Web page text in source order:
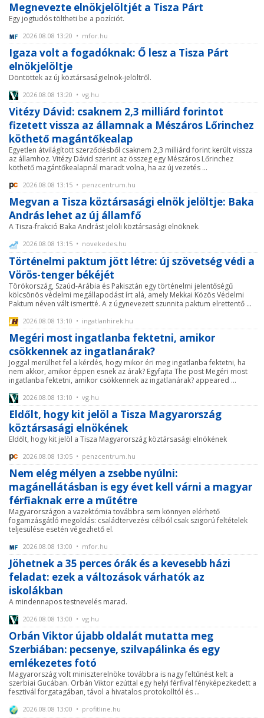
Megnevezte elnökjelöltjét a Tisza Párt
Egy jogtudós töltheti be a pozíciót.
2026.08.08 13:20 • mfor.hu
Igaza volt a fogadóknak: Ő lesz a Tisza Párt
elnökjelöltje
Döntöttek az új köztársaságielnök-jelöltről.
2026.08.08 13:20 • vg.hu
Vitézy Dávid: csaknem 2,3 milliárd forintot
fizetett vissza az államnak a Mészáros Lőrinchez
köthető magántőkealap
Egyetlen átvilágított szerződésből csaknem 2,3 milliárd forint került vissza
az államhoz. Vitézy Dávid szerint az összeg egy Mészáros Lőrinchez
köthető magántőkealapnál maradt volna, ha az új vezetés ...
2026.08.08 13:15 • penzcentrum.hu
Megvan a Tisza köztársasági elnök jelöltje: Baka
András lehet az új államfő
A Tisza-frakció Baka Andrást jelöli köztársasági elnöknek.
2026.08.08 13:15 • novekedes.hu
Történelmi paktum jött létre: új szövetség védi a
Vörös-tenger békéjét
Törökország, Szaúd-Arábia és Pakisztán egy történelmi jelentőségű
kölcsönös védelmi megállapodást írt alá, amely Mekkai Közös Védelmi
Paktum néven vált ismertté. A z úgynevezett szunnita paktum elrettentő ...
2026.08.08 13:10 • ingatlanhirek.hu
Megéri most ingatlanba fektetni, amikor
csökkennek az ingatlanárak?
Joggal merülhet fel a kérdés, hogy mikor éri meg ingatlanba fektetni, ha
nem akkor, amikor éppen esnek az árak? Egyfajta The post Megéri most
ingatlanba fektetni, amikor csökkennek az ingatlanárak? appeared ...
2026.08.08 13:10 • vg.hu
Eldőlt, hogy kit jelöl a Tisza Magyarország
köztársasági elnökének
Eldőlt, hogy kit jelöl a Tisza Magyarország köztársasági elnökének
2026.08.08 13:05 • penzcentrum.hu
Nem elég mélyen a zsebbe nyúlni:
magánellátásban is egy évet kell várni a magyar
férfiaknak erre a műtétre
Magyarországon a vazektómia továbbra sem könnyen elérhető
fogamzásgátló megoldás: családtervezési célból csak szigorú feltételek
teljesülése esetén végezhető el.
2026.08.08 13:00 • mfor.hu
Jöhetnek a 35 perces órák és a kevesebb házi
feladat: ezek a változások várhatók az
iskolákban
A mindennapos testnevelés marad.
2026.08.08 13:00 • vg.hu
Orbán Viktor újabb oldalát mutatta meg
Szerbiában: pecsenye, szilvapálinka és egy
emlékezetes fotó
Magyarország volt miniszterelnöke továbbra is nagy feltűnést kelt a
szerbiai Gucában. Orbán Viktor ezúttal egy helyi férfival fényképezkedett a
fesztivál forgatagában, távol a hivatalos protokolltól és ...
2026.08.08 13:00 • profitline.hu